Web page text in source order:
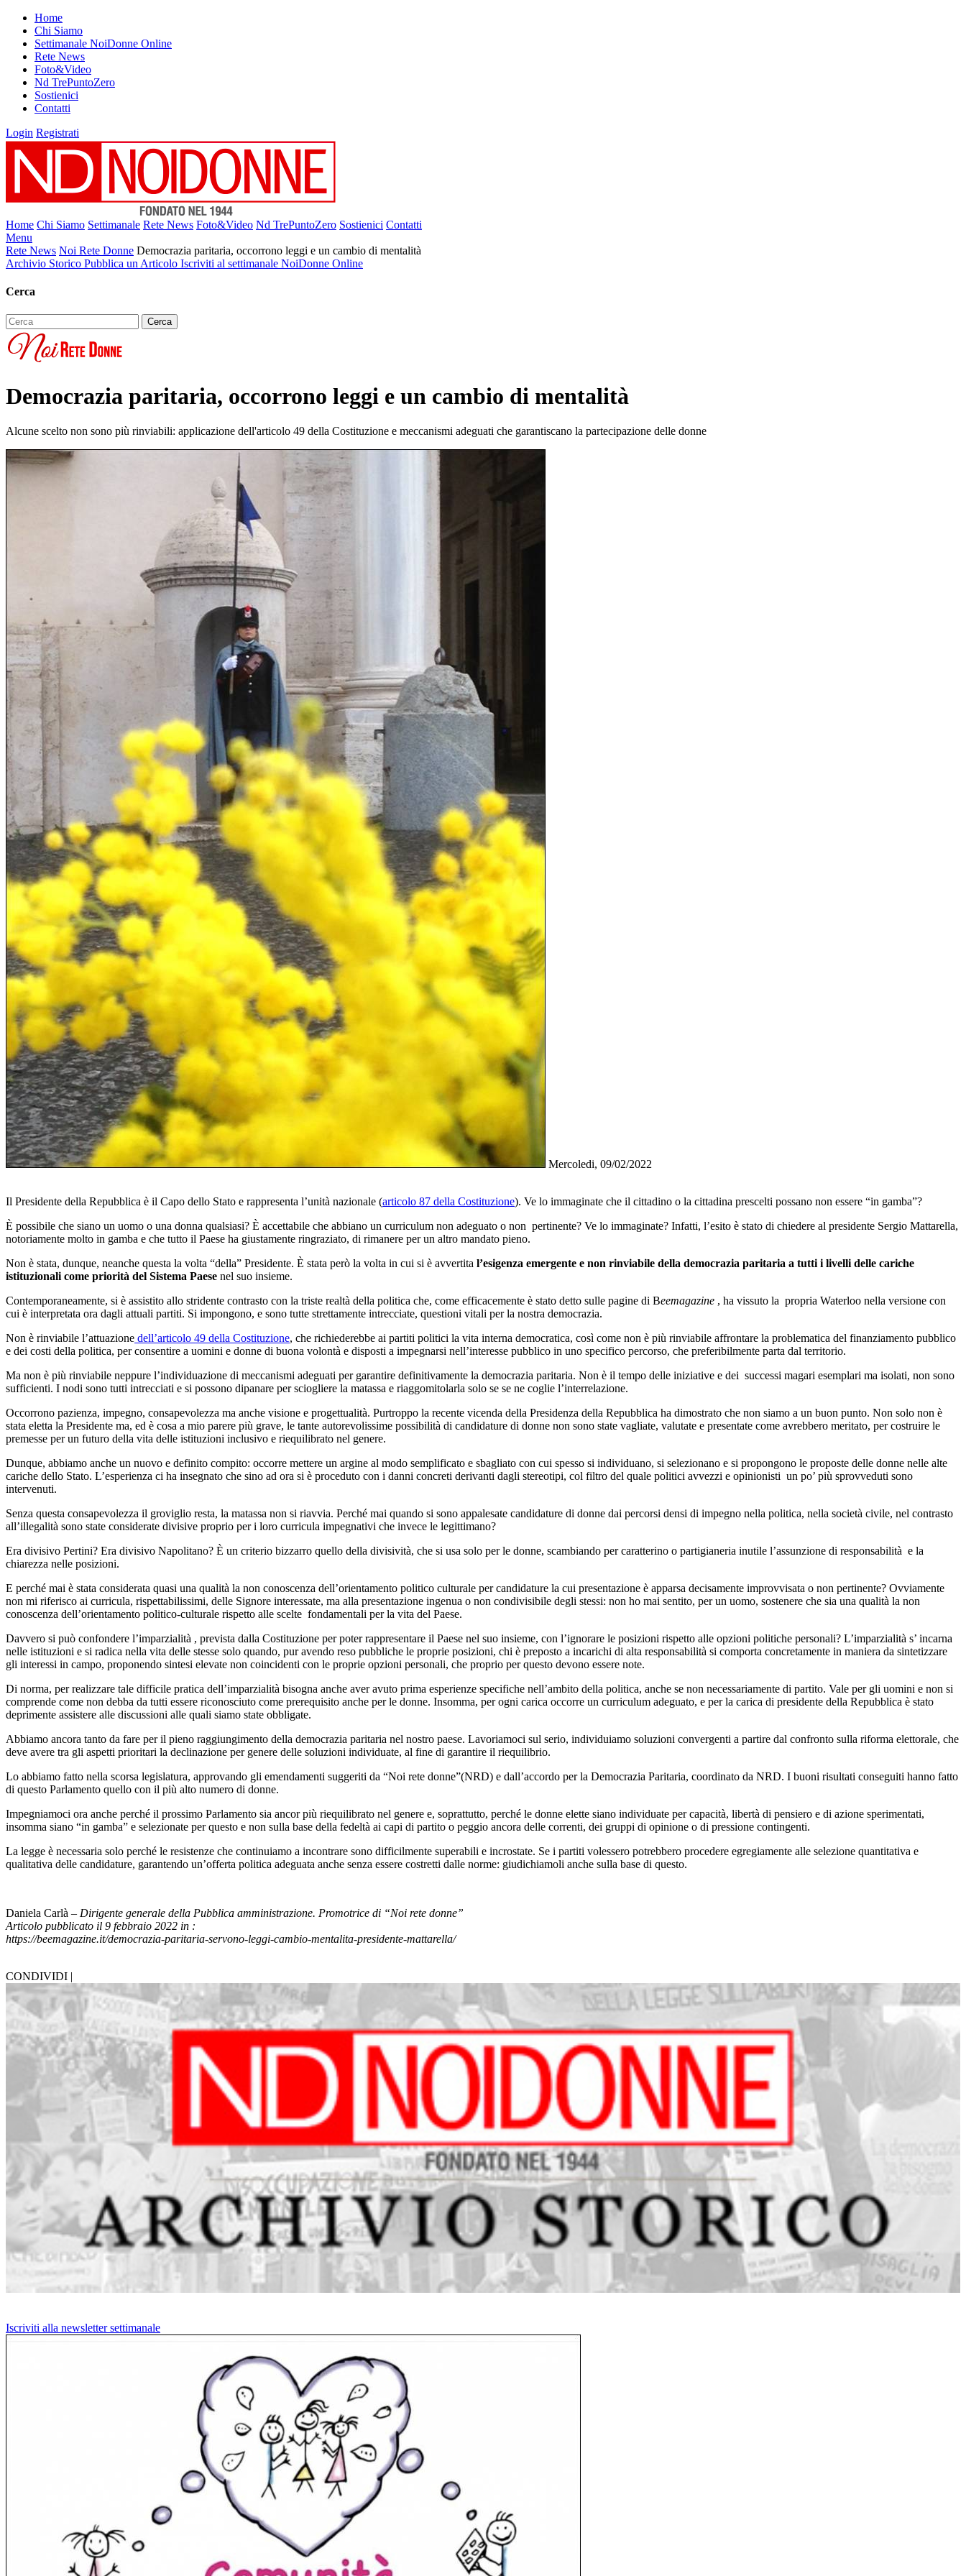
Home
Chi Siamo
Settimanale NoiDonne Online
Rete News
Foto&Video
Nd TrePuntoZero
Sostienici
Contatti
Login Registrati
Home Chi Siamo Settimanale Rete News Foto&Video Nd TrePuntoZero Sostienici Contatti
Menu
Rete News Noi Rete Donne Democrazia paritaria, occorrono leggi e un cambio di mentalità
Archivio Storico Pubblica un Articolo Iscriviti al settimanale NoiDonne Online
Cerca
Democrazia paritaria, occorrono leggi e un cambio di mentalità
Alcune scelto non sono più rinviabili: applicazione dell'articolo 49 della Costituzione e meccanismi adeguati che garantiscano la partecipazione delle donne
Mercoledi, 09/02/2022
Il Presidente della Repubblica è il Capo dello Stato e rappresenta l’unità nazionale (articolo 87 della Costituzione). Ve lo immaginate che il cittadino o la cittadina prescelti possano non essere “in gamba”?
È possibile che siano un uomo o una donna qualsiasi? È accettabile che abbiano un curriculum non adeguato o non pertinente? Ve lo immaginate? Infatti, l’esito è stato di chiedere al presidente Sergio Mattarella,
notoriamente molto in gamba e che tutto il Paese ha giustamente ringraziato, di rimanere per un altro mandato pieno.
Non è stata, dunque, neanche questa la volta “della” Presidente. È stata però la volta in cui si è avvertita l’esigenza emergente e non rinviabile della democrazia paritaria a tutti i livelli delle cariche
istituzionali come priorità del Sistema Paese nel suo insieme.
Contemporaneamente, si è assistito allo stridente contrasto con la triste realtà della politica che, come efficacemente è stato detto sulle pagine di Beemagazine , ha vissuto la propria Waterloo nella versione con
cui è interpretata ora dagli attuali partiti. Si impongono, e sono tutte strettamente intrecciate, questioni vitali per la nostra democrazia.
Non è rinviabile l’attuazione dell’articolo 49 della Costituzione, che richiederebbe ai partiti politici la vita interna democratica, così come non è più rinviabile affrontare la problematica del finanziamento pubblico
e dei costi della politica, per consentire a uomini e donne di buona volontà e disposti a impegnarsi nell’interesse pubblico in uno specifico percorso, che preferibilmente parta dal territorio.
Ma non è più rinviabile neppure l’individuazione di meccanismi adeguati per garantire definitivamente la democrazia paritaria. Non è il tempo delle iniziative e dei successi magari esemplari ma isolati, non sono
sufficienti. I nodi sono tutti intrecciati e si possono dipanare per sciogliere la matassa e riaggomitolarla solo se se ne coglie l’interrelazione.
Occorrono pazienza, impegno, consapevolezza ma anche visione e progettualità. Purtroppo la recente vicenda della Presidenza della Repubblica ha dimostrato che non siamo a un buon punto. Non solo non è
stata eletta la Presidente ma, ed è cosa a mio parere più grave, le tante autorevolissime possibilità di candidature di donne non sono state vagliate, valutate e presentate come avrebbero meritato, per costruire le
premesse per un futuro della vita delle istituzioni inclusivo e riequilibrato nel genere.
Dunque, abbiamo anche un nuovo e definito compito: occorre mettere un argine al modo semplificato e sbagliato con cui spesso si individuano, si selezionano e si propongono le proposte delle donne nelle alte
cariche dello Stato. L’esperienza ci ha insegnato che sino ad ora si è proceduto con i danni concreti derivanti dagli stereotipi, col filtro del quale politici avvezzi e opinionisti un po’ più sprovveduti sono
intervenuti.
Senza questa consapevolezza il groviglio resta, la matassa non si riavvia. Perché mai quando si sono appalesate candidature di donne dai percorsi densi di impegno nella politica, nella società civile, nel contrasto
all’illegalità sono state considerate divisive proprio per i loro curricula impegnativi che invece le legittimano?
Era divisivo Pertini? Era divisivo Napolitano? È un criterio bizzarro quello della divisività, che si usa solo per le donne, scambiando per caratterino o partigianeria inutile l’assunzione di responsabilità e la
chiarezza nelle posizioni.
E perché mai è stata considerata quasi una qualità la non conoscenza dell’orientamento politico culturale per candidature la cui presentazione è apparsa decisamente improvvisata o non pertinente? Ovviamente
non mi riferisco ai curricula, rispettabilissimi, delle Signore interessate, ma alla presentazione ingenua o non condivisibile degli stessi: non ho mai sentito, per un uomo, sostenere che sia una qualità la non
conoscenza dell’orientamento politico-culturale rispetto alle scelte fondamentali per la vita del Paese.
Davvero si può confondere l’imparzialità , prevista dalla Costituzione per poter rappresentare il Paese nel suo insieme, con l’ignorare le posizioni rispetto alle opzioni politiche personali? L’imparzialità s’ incarna
nelle istituzioni e si radica nella vita delle stesse solo quando, pur avendo reso pubbliche le proprie posizioni, chi è preposto a incarichi di alta responsabilità si comporta concretamente in maniera da sintetizzare
gli interessi in campo, proponendo sintesi elevate non coincidenti con le proprie opzioni personali, che proprio per questo devono essere note.
Di norma, per realizzare tale difficile pratica dell’imparzialità bisogna anche aver avuto prima esperienze specifiche nell’ambito della politica, anche se non necessariamente di partito. Vale per gli uomini e non si
comprende come non debba da tutti essere riconosciuto come prerequisito anche per le donne. Insomma, per ogni carica occorre un curriculum adeguato, e per la carica di presidente della Repubblica è stato
deprimente assistere alle discussioni alle quali siamo state obbligate.
Abbiamo ancora tanto da fare per il pieno raggiungimento della democrazia paritaria nel nostro paese. Lavoriamoci sul serio, individuiamo soluzioni convergenti a partire dal confronto sulla riforma elettorale, che
deve avere tra gli aspetti prioritari la declinazione per genere delle soluzioni individuate, al fine di garantire il riequilibrio.
Lo abbiamo fatto nella scorsa legislatura, approvando gli emendamenti suggeriti da “Noi rete donne”(NRD) e dall’accordo per la Democrazia Paritaria, coordinato da NRD. I buoni risultati conseguiti hanno fatto
di questo Parlamento quello con il più alto numero di donne.
Impegniamoci ora anche perché il prossimo Parlamento sia ancor più riequilibrato nel genere e, soprattutto, perché le donne elette siano individuate per capacità, libertà di pensiero e di azione sperimentati,
insomma siano “in gamba” e selezionate per questo e non sulla base della fedeltà ai capi di partito o peggio ancora delle correnti, dei gruppi di opinione o di pressione contingenti.
La legge è necessaria solo perché le resistenze che continuiamo a incontrare sono difficilmente superabili e incrostate. Se i partiti volessero potrebbero procedere egregiamente alle selezione quantitativa e
qualitativa delle candidature, garantendo un’offerta politica adeguata anche senza essere costretti dalle norme: giudichiamoli anche sulla base di questo.
Daniela Carlà – Dirigente generale della Pubblica amministrazione. Promotrice di “Noi rete donne”
Articolo pubblicato il 9 febbraio 2022 in :
https://beemagazine.it/democrazia-paritaria-servono-leggi-cambio-mentalita-presidente-mattarella/
CONDIVIDI |
Iscriviti alla newsletter settimanale